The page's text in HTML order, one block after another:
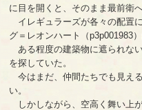
に目を開くと、そのまま最前衛
イレギュラーズが各々の配置
グ＝レオンハート（p3p001983
ある程度の建築物に遮られな
を探していた。
今はまだ、仲間たちでも見え
い。
しかしながら、空高く舞い上